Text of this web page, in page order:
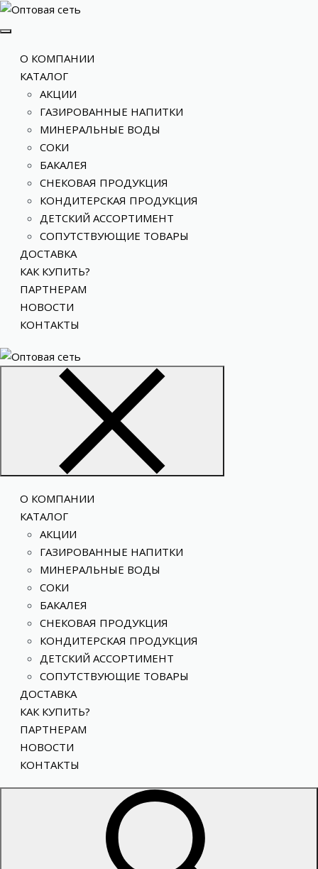
О КОМПАНИИ
КАТАЛОГ
АКЦИИ
ГАЗИРОВАННЫЕ НАПИТКИ
МИНЕРАЛЬНЫЕ ВОДЫ
СОКИ
БАКАЛЕЯ
СНЕКОВАЯ ПРОДУКЦИЯ
КОНДИТЕРСКАЯ ПРОДУКЦИЯ
ДЕТСКИЙ АССОРТИМЕНТ
СОПУТСТВУЮЩИЕ ТОВАРЫ
ДОСТАВКА
КАК КУПИТЬ?
ПАРТНЕРАМ
НОВОСТИ
КОНТАКТЫ
О КОМПАНИИ
КАТАЛОГ
АКЦИИ
ГАЗИРОВАННЫЕ НАПИТКИ
МИНЕРАЛЬНЫЕ ВОДЫ
СОКИ
БАКАЛЕЯ
СНЕКОВАЯ ПРОДУКЦИЯ
КОНДИТЕРСКАЯ ПРОДУКЦИЯ
ДЕТСКИЙ АССОРТИМЕНТ
СОПУТСТВУЮЩИЕ ТОВАРЫ
ДОСТАВКА
КАК КУПИТЬ?
ПАРТНЕРАМ
НОВОСТИ
КОНТАКТЫ